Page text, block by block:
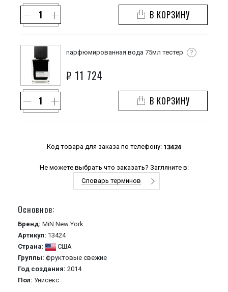
В КОРЗИНУ
парфюмированная вода 75мл тестер ?
₽ 11 724
В КОРЗИНУ
Код товара для заказа по телефону: 13424
Не можете выбрать что заказать? Загляните в:
Словарь терминов
Основное:
Бренд: MiN New York
Артикул: 13424
Страна:
США
Группы: фруктовые свежие
Год создания: 2014
Пол: Унисекс